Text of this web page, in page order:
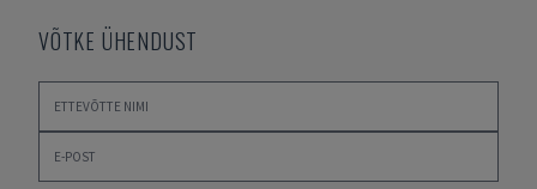
VÕTKE ÜHENDUST